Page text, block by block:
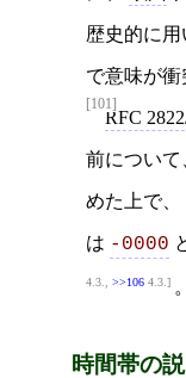
歴史的に
で意味が衝
[101]
RFC 2822
前につい
めた上で
は -0000
4.3., >>106 4.3. 。
時間帯の